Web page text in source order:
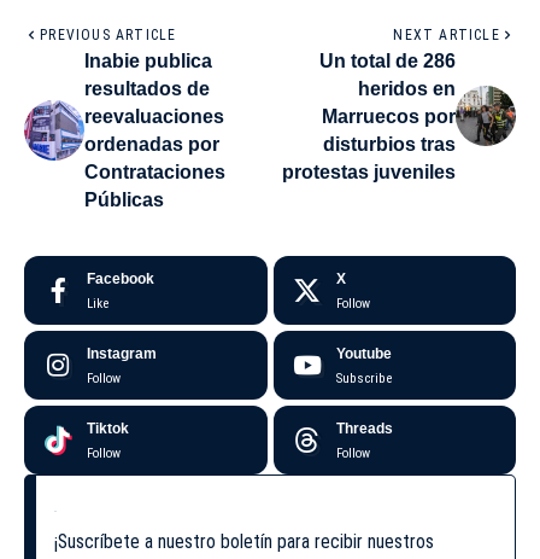
PREVIOUS ARTICLE
Inabie publica
resultados de
reevaluaciones
ordenadas por
Contrataciones
Públicas
NEXT ARTICLE
Un total de 286
heridos en
Marruecos por
disturbios tras
protestas juveniles
Facebook
Like
X
Follow
Instagram
Follow
Youtube
Subscribe
Tiktok
Follow
Threads
Follow
¡Suscríbete a nuestro boletín para recibir nuestros